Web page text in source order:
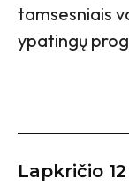
tamsesniais
ypatingų
Lapkričio